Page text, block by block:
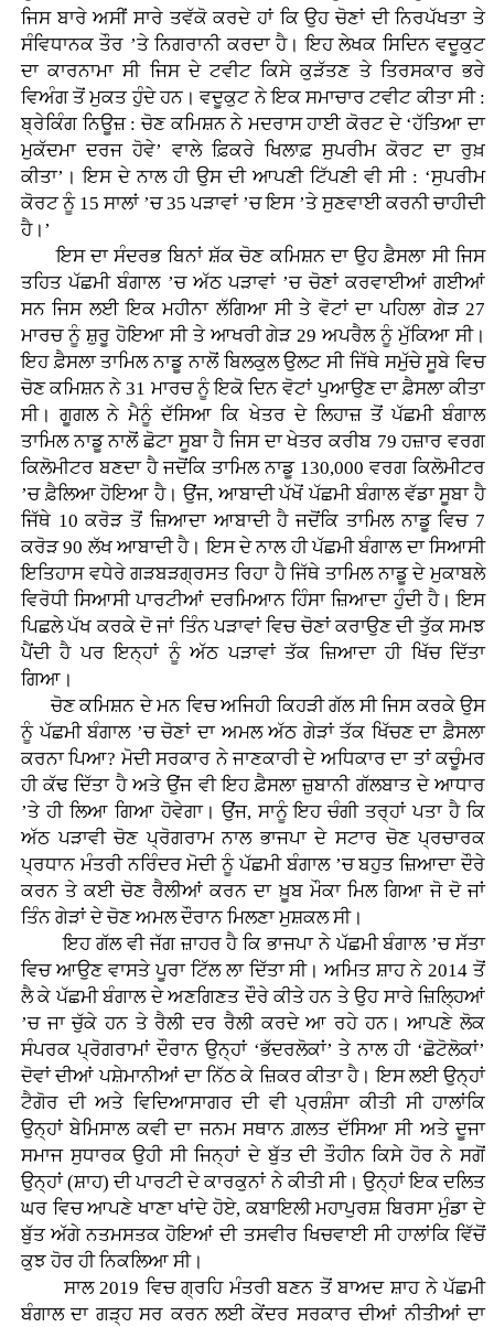
ਜਿਸ ਬਾਰੇ ਅਸੀਂ ਸਾਰੇ ਤਵੱਕੋ ਕਰਦੇ ਹਾਂ ਕਿ ਉਹ ਚੋਣਾਂ ਦੀ ਨਿਰਪੱਖਤਾ ਤੇ
ਸੰਵਿਧਾਨਕ ਤੌਰ ’ਤੇ ਨਿਗਰਾਨੀ ਕਰਦਾ ਹੈ। ਇਹ ਲੇਖਕ ਸਿਦਿਨ ਵਦੂਕੁਟ
ਦਾ ਕਾਰਨਾਮਾ ਸੀ ਜਿਸ ਦੇ ਟਵੀਟ ਕਿਸੇ ਕੁੜੱਤਣ ਤੇ ਤਿਰਸਕਾਰ ਭਰੇ
ਵਿਅੰਗ ਤੋਂ ਮੁਕਤ ਹੁੰਦੇ ਹਨ। ਵਦੂਕੁਟ ਨੇ ਇਕ ਸਮਾਚਾਰ ਟਵੀਟ ਕੀਤਾ ਸੀ :
ਬ੍ਰੇਕਿੰਗ ਨਿਊਜ਼ : ਚੋਣ ਕਮਿਸ਼ਨ ਨੇ ਮਦਰਾਸ ਹਾਈ ਕੋਰਟ ਦੇ ‘ਹੱਤਿਆ ਦਾ
ਮੁਕੱਦਮਾ ਦਰਜ ਹੋਵੇ’ ਵਾਲੇ ਫ਼ਿਕਰੇ ਖਿਲਾਫ਼ ਸੁਪਰੀਮ ਕੋਰਟ ਦਾ ਰੁਖ਼
ਕੀਤਾ’। ਇਸ ਦੇ ਨਾਲ ਹੀ ਉਸ ਦੀ ਆਪਣੀ ਟਿੱਪਣੀ ਵੀ ਸੀ : ‘ਸੁਪਰੀਮ
ਕੋਰਟ ਨੂੰ 15 ਸਾਲਾਂ ’ਚ 35 ਪੜਾਵਾਂ ’ਚ ਇਸ ’ਤੇ ਸੁਣਵਾਈ ਕਰਨੀ ਚਾਹੀਦੀ
ਹੈ।’
ਇਸ ਦਾ ਸੰਦਰਭ ਬਿਨਾਂ ਸ਼ੱਕ ਚੋਣ ਕਮਿਸ਼ਨ ਦਾ ਉਹ ਫ਼ੈਸਲਾ ਸੀ ਜਿਸ
ਤਹਿਤ ਪੱਛਮੀ ਬੰਗਾਲ ’ਚ ਅੱਠ ਪੜਾਵਾਂ ’ਚ ਚੋਣਾਂ ਕਰਵਾਈਆਂ ਗਈਆਂ
ਸਨ ਜਿਸ ਲਈ ਇਕ ਮਹੀਨਾ ਲੱਗਿਆ ਸੀ ਤੇ ਵੋਟਾਂ ਦਾ ਪਹਿਲਾ ਗੇੜ 27
ਮਾਰਚ ਨੂੰ ਸ਼ੁਰੂ ਹੋਇਆ ਸੀ ਤੇ ਆਖਰੀ ਗੇੜ 29 ਅਪਰੈਲ ਨੂੰ ਮੁੱਕਿਆ ਸੀ।
ਇਹ ਫ਼ੈਸਲਾ ਤਾਮਿਲ ਨਾਡੂ ਨਾਲੋਂ ਬਿਲਕੁਲ ਉਲਟ ਸੀ ਜਿੱਥੇ ਸਮੁੱਚੇ ਸੂਬੇ ਵਿਚ
ਚੋਣ ਕਮਿਸ਼ਨ ਨੇ 31 ਮਾਰਚ ਨੂੰ ਇਕੋ ਦਿਨ ਵੋਟਾਂ ਪੁਆਉਣ ਦਾ ਫ਼ੈਸਲਾ ਕੀਤਾ
ਸੀ। ਗੂਗਲ ਨੇ ਮੈਨੂੰ ਦੱਸਿਆ ਕਿ ਖੇਤਰ ਦੇ ਲਿਹਾਜ਼ ਤੋਂ ਪੱਛਮੀ ਬੰਗਾਲ
ਤਾਮਿਲ ਨਾਡੂ ਨਾਲੋਂ ਛੋਟਾ ਸੂਬਾ ਹੈ ਜਿਸ ਦਾ ਖੇਤਰ ਕਰੀਬ 79 ਹਜ਼ਾਰ ਵਰਗ
ਕਿਲੋਮੀਟਰ ਬਣਦਾ ਹੈ ਜਦੋਂਕਿ ਤਾਮਿਲ ਨਾਡੂ 130,000 ਵਰਗ ਕਿਲੋਮੀਟਰ
’ਚ ਫ਼ੈਲਿਆ ਹੋਇਆ ਹੈ। ਉਂਜ, ਆਬਾਦੀ ਪੱਖੋਂ ਪੱਛਮੀ ਬੰਗਾਲ ਵੱਡਾ ਸੂਬਾ ਹੈ
ਜਿੱਥੇ 10 ਕਰੋੜ ਤੋਂ ਜ਼ਿਆਦਾ ਆਬਾਦੀ ਹੈ ਜਦੋਂਕਿ ਤਾਮਿਲ ਨਾਡੂ ਵਿਚ 7
ਕਰੋੜ 90 ਲੱਖ ਆਬਾਦੀ ਹੈ। ਇਸ ਦੇ ਨਾਲ ਹੀ ਪੱਛਮੀ ਬੰਗਾਲ ਦਾ ਸਿਆਸੀ
ਇਤਿਹਾਸ ਵਧੇਰੇ ਗੜਬੜਗ੍ਰਸਤ ਰਿਹਾ ਹੈ ਜਿੱਥੇ ਤਾਮਿਲ ਨਾਡੂ ਦੇ ਮੁਕਾਬਲੇ
ਵਿਰੋਧੀ ਸਿਆਸੀ ਪਾਰਟੀਆਂ ਦਰਮਿਆਨ ਹਿੰਸਾ ਜ਼ਿਆਦਾ ਹੁੰਦੀ ਹੈ। ਇਸ
ਪਿਛਲੇ ਪੱਖ ਕਰਕੇ ਦੋ ਜਾਂ ਤਿੰਨ ਪੜਾਵਾਂ ਵਿਚ ਚੋਣਾਂ ਕਰਾਉਣ ਦੀ ਤੁੱਕ ਸਮਝ
ਪੈਂਦੀ ਹੈ ਪਰ ਇਨ੍ਹਾਂ ਨੂੰ ਅੱਠ ਪੜਾਵਾਂ ਤੱਕ ਜ਼ਿਆਦਾ ਹੀ ਖਿੱਚ ਦਿੱਤਾ
ਗਿਆ।
ਚੋਣ ਕਮਿਸ਼ਨ ਦੇ ਮਨ ਵਿਚ ਅਜਿਹੀ ਕਿਹੜੀ ਗੱਲ ਸੀ ਜਿਸ ਕਰਕੇ ਉਸ
ਨੂੰ ਪੱਛਮੀ ਬੰਗਾਲ ’ਚ ਚੋਣਾਂ ਦਾ ਅਮਲ ਅੱਠ ਗੇੜਾਂ ਤੱਕ ਖਿੱਚਣ ਦਾ ਫ਼ੈਸਲਾ
ਕਰਨਾ ਪਿਆ? ਮੋਦੀ ਸਰਕਾਰ ਨੇ ਜਾਣਕਾਰੀ ਦੇ ਅਧਿਕਾਰ ਦਾ ਤਾਂ ਕਚੂੰਮਰ
ਹੀ ਕੱਢ ਦਿੱਤਾ ਹੈ ਅਤੇ ਉਂਜ ਵੀ ਇਹ ਫ਼ੈਸਲਾ ਜ਼ੁਬਾਨੀ ਗੱਲਬਾਤ ਦੇ ਆਧਾਰ
’ਤੇ ਹੀ ਲਿਆ ਗਿਆ ਹੋਵੇਗਾ। ਉਂਜ, ਸਾਨੂੰ ਇਹ ਚੰਗੀ ਤਰ੍ਹਾਂ ਪਤਾ ਹੈ ਕਿ
ਅੱਠ ਪੜਾਵੀ ਚੋਣ ਪ੍ਰੋਗਰਾਮ ਨਾਲ ਭਾਜਪਾ ਦੇ ਸਟਾਰ ਚੋਣ ਪ੍ਰਚਾਰਕ
ਪ੍ਰਧਾਨ ਮੰਤਰੀ ਨਰਿੰਦਰ ਮੋਦੀ ਨੂੰ ਪੱਛਮੀ ਬੰਗਾਲ ’ਚ ਬਹੁਤ ਜ਼ਿਆਦਾ ਦੌਰੇ
ਕਰਨ ਤੇ ਕਈ ਚੋਣ ਰੈਲੀਆਂ ਕਰਨ ਦਾ ਖ਼ੂਬ ਮੌਕਾ ਮਿਲ ਗਿਆ ਜੋ ਦੋ ਜਾਂ
ਤਿੰਨ ਗੇੜਾਂ ਦੇ ਚੋਣ ਅਮਲ ਦੌਰਾਨ ਮਿਲਣਾ ਮੁਸ਼ਕਲ ਸੀ।
ਇਹ ਗੱਲ ਵੀ ਜੱਗ ਜ਼ਾਹਰ ਹੈ ਕਿ ਭਾਜਪਾ ਨੇ ਪੱਛਮੀ ਬੰਗਾਲ ’ਚ ਸੱਤਾ
ਵਿਚ ਆਉਣ ਵਾਸਤੇ ਪੂਰਾ ਟਿੱਲ ਲਾ ਦਿੱਤਾ ਸੀ। ਅਮਿਤ ਸ਼ਾਹ ਨੇ 2014 ਤੋਂ
ਲੈ ਕੇ ਪੱਛਮੀ ਬੰਗਾਲ ਦੇ ਅਣਗਿਣਤ ਦੌਰੇ ਕੀਤੇ ਹਨ ਤੇ ਉਹ ਸਾਰੇ ਜ਼ਿਲ੍ਹਿਆਂ
’ਚ ਜਾ ਚੁੱਕੇ ਹਨ ਤੇ ਰੈਲੀ ਦਰ ਰੈਲੀ ਕਰਦੇ ਆ ਰਹੇ ਹਨ। ਆਪਣੇ ਲੋਕ
ਸੰਪਰਕ ਪ੍ਰੋਗਰਾਮਾਂ ਦੌਰਾਨ ਉਨ੍ਹਾਂ ‘ਭੱਦਰਲੋਕਾਂ’ ਤੇ ਨਾਲ ਹੀ ‘ਛੋਟੋਲੋਕਾਂ’
ਦੋਵਾਂ ਦੀਆਂ ਪਸ਼ੇਮਾਨੀਆਂ ਦਾ ਨਿੱਠ ਕੇ ਜ਼ਿਕਰ ਕੀਤਾ ਹੈ। ਇਸ ਲਈ ਉਨ੍ਹਾਂ
ਟੈਗੋਰ ਦੀ ਅਤੇ ਵਿਦਿਆਸਾਗਰ ਦੀ ਵੀ ਪ੍ਰਸ਼ੰਸਾ ਕੀਤੀ ਸੀ ਹਾਲਾਂਕਿ
ਉਨ੍ਹਾਂ ਬੇਮਿਸਾਲ ਕਵੀ ਦਾ ਜਨਮ ਸਥਾਨ ਗ਼ਲਤ ਦੱਸਿਆ ਸੀ ਅਤੇ ਦੂਜਾ
ਸਮਾਜ ਸੁਧਾਰਕ ਉਹੀ ਸੀ ਜਿਨ੍ਹਾਂ ਦੇ ਬੁੱਤ ਦੀ ਤੌਹੀਨ ਕਿਸੇ ਹੋਰ ਨੇ ਸਗੋਂ
ਉਨ੍ਹਾਂ (ਸ਼ਾਹ) ਦੀ ਪਾਰਟੀ ਦੇ ਕਾਰਕੁਨਾਂ ਨੇ ਕੀਤੀ ਸੀ। ਉਨ੍ਹਾਂ ਇਕ ਦਲਿਤ
ਘਰ ਵਿਚ ਆਪਣੇ ਖਾਣਾ ਖਾਂਦੇ ਹੋਏ, ਕਬਾਇਲੀ ਮਹਾਪੁਰਸ਼ ਬਿਰਸਾ ਮੁੰਡਾ ਦੇ
ਬੁੱਤ ਅੱਗੇ ਨਤਮਸਤਕ ਹੋਇਆਂ ਦੀ ਤਸਵੀਰ ਖਿਚਵਾਈ ਸੀ ਹਾਲਾਂਕਿ ਵਿੱਚੋਂ
ਕੁਝ ਹੋਰ ਹੀ ਨਿਕਲਿਆ ਸੀ।
ਸਾਲ 2019 ਵਿਚ ਗ੍ਰਹਿ ਮੰਤਰੀ ਬਣਨ ਤੋਂ ਬਾਅਦ ਸ਼ਾਹ ਨੇ ਪੱਛਮੀ
ਬੰਗਾਲ ਦਾ ਗੜ੍ਹ ਸਰ ਕਰਨ ਲਈ ਕੇਂਦਰ ਸਰਕਾਰ ਦੀਆਂ ਨੀਤੀਆਂ ਦਾ